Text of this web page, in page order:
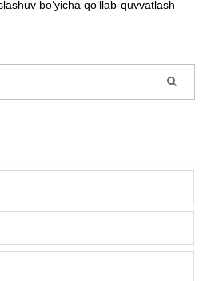
bo‘yicha qo‘llab-quvvatlash